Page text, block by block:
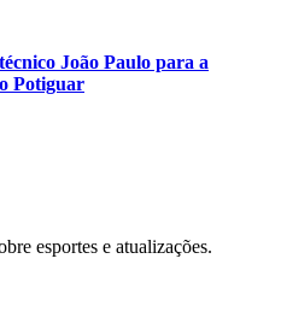
João Paulo para a
Potiguar
esportes e atualizações.